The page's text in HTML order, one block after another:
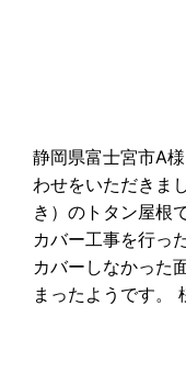
静岡県富士宮市A
わせをいただきま
き）のトタン屋根
カバー工事を行っ
カバーしなかった
まったようです。